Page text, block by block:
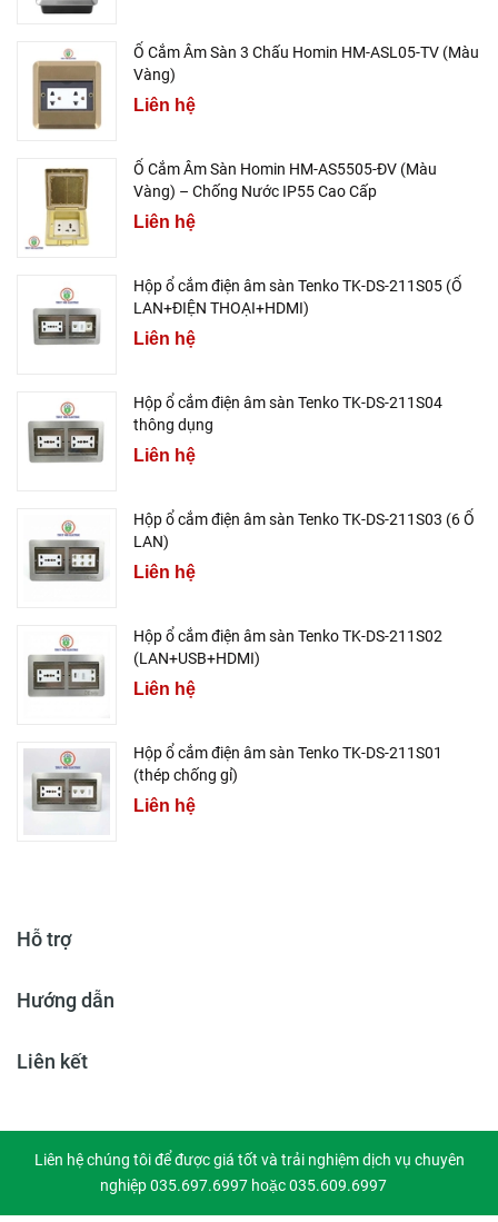
Ổ Cắm Âm Sàn 3 Chấu Homin HM-ASL05-TV (Màu
Vàng)
Liên hệ
Ổ Cắm Âm Sàn Homin HM-AS5505-ĐV (Màu
Vàng) – Chống Nước IP55 Cao Cấp
Liên hệ
Hộp ổ cắm điện âm sàn Tenko TK-DS-211S05 (Ổ
LAN+ĐIỆN THOẠI+HDMI)
Liên hệ
Hộp ổ cắm điện âm sàn Tenko TK-DS-211S04
thông dụng
Liên hệ
Hộp ổ cắm điện âm sàn Tenko TK-DS-211S03 (6 Ổ
LAN)
Liên hệ
Hộp ổ cắm điện âm sàn Tenko TK-DS-211S02
(LAN+USB+HDMI)
Liên hệ
Hộp ổ cắm điện âm sàn Tenko TK-DS-211S01
(thép chống gỉ)
Liên hệ
Hỗ trợ
Hướng dẫn
Liên kết
Liên hệ chúng tôi để được giá tốt và trải nghiệm dịch vụ chuyên
nghiệp 035.697.6997 hoặc 035.609.6997